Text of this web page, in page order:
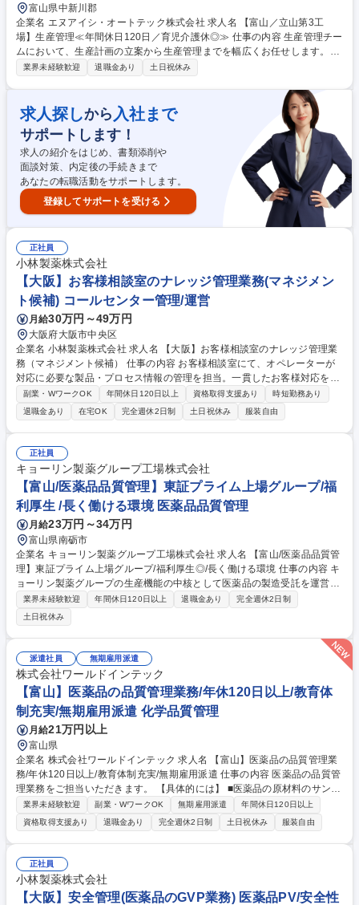
富山県中新川郡
企業名 エヌアイシ・オートテック株式会社 求人名 【富山／立山第3工
場】生産管理≪年間休日120日／育児介護休◎≫ 仕事の内容 生産管理チー
ムにおいて、生産計画の立案から生産管理までを幅広くお任せします。
【具体的には】・FA装置並びにアルミ構造物に関する生産計画立案・作成
画、納入計画の作成・進捗確認 ・製造品並びに在庫品の原価に関する集計
作業 【変更の範囲】当社業務全般 募集職種 【富山／立山第3工場】生産
管理≪年間休日120日／育児介護休◎≫
業界未経験歓迎 退職金あり 土日祝休み
求人探しから 入社まで
サポートします！
求人の紹介をはじめ、書類添削や
面談対策、内定後の手続きまで
あなたの転職活動をサポートします。
登録してサポートを受ける
正社員
小林製薬株式会社
【大阪】お客様相談室のナレッジ管理業務(マネジメン
ト候補) コールセンター管理/運営
月給30万円～49万円
大阪府大阪市中央区
企業名 小林製薬株式会社 求人名 【大阪】お客様相談室のナレッジ管理業
務（マネジメント候補） 仕事の内容 お客様相談室にて、オペレーターが
対応に必要な製品・プロセス情報の管理を担当。一貫したお客様対応をサ
ポートする管理者として、ナレッジコンテンツの作成・更新や他部署と連
携した回答案作成等を行います。 ・製品情報や対応プロセスに関する文書
の作成・修正 ・ナレッジコンテンツのメンテナンスおよびデザイン ・オ
ペレーターへの情報展開・徹底 ・HP上のQ＆Aコンテンツ作成・改善 ・
他部署(研究・マーケティング・製造)と連携した回答案の作成 ・ナレッジ
システムの再構築プロジェクト参画 募集職種 【大阪】お客様相談室のナ
レッジ管理業務（マネジメント候補）
副業・WワークOK 年間休日120日以上 資格取得支援あり
時短勤務あり
退職金あり
在宅OK 完全週休2日制 土日祝休み 服装自由
正社員
キョーリン製薬グループ工場株式会社
【富山/医薬品品質管理】東証プライム上場グループ/福
利厚生 /長く働ける環境 医薬品品質管理
月給23万円～34万円
富山県南砺市
企業名 キョーリン製薬グループ工場株式会社 求人名 【富山/医薬品品質管
理】東証プライム上場グループ/福利厚生◎/長く働ける環境 仕事の内容 キ
ョーリン製薬グループの生産機能の中核として医薬品の製造受託を運営す
る当社にて、品質管理をご担当。理化学分析機器を用いての品質試験や品
質試験業務の改善、バリデーション業務等をお任せします。 【業務内容詳
細】 ■理化学分析機器（HPLC/GC/溶出試験器/分光光度計等）を用いた品
質試験業務 ■先発品およびジェネリック医薬品（錠剤・顆粒等）の品質管
理 ■品質試験業務のプロセス改善・効率化推進 ■分析法バリデーション等
の計画書立案および実施 募集職種 【富山/医薬品品質管理】東証プライム
上場グループ/福利厚生◎/長く働ける環境
業界未経験歓迎 年間休日120日以上 退職金あり
完全週休2日制
土日祝休み
派遣社員 無期雇用派遣
株式会社ワールドインテック
【富山】医薬品の品質管理業務/年休120日以上/教育体
制充実/無期雇用派遣 化学品質管理
月給21万円以上
富山県
企業名 株式会社ワールドインテック 求人名 【富山】医薬品の品質管理業
務/年休120日以上/教育体制充実/無期雇用派遣 仕事の内容 医薬品の品質管
理業務をご担当いただきます。 【具体的には】 ■医薬品の原材料のサンプ
リングおよび受入試験、これらに伴う付帯作業（書類作成含む） ■品質管
理に必要な作業全般（文書管理・器具洗浄・備品管理・納品対応など） ■
安全・ISO活動・清掃などの付帯作業 募集職種 【富山】医薬品の品質管理
業務/年休120日以上/教育体制充実/無期雇用派遣
業界未経験歓迎 副業・WワークOK 無期雇用派遣
年間休日120日以上
資格取得支援あり
退職金あり 完全週休2日制 土日祝休み 服装自由
正社員
小林製薬株式会社
【大阪】安全管理(医薬品のGVP業務) 医薬品PV/安全性